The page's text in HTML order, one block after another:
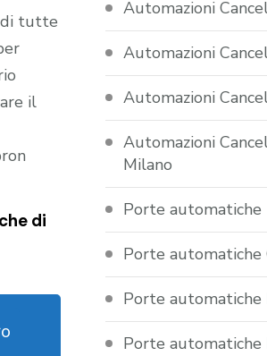
di tutte
il
di
Automazioni
Automazioni
Automazioni
Automazioni
Milano
Porte automatiche
Porte automatiche
Porte automatiche
Porte automatiche